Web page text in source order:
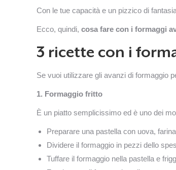
Con le tue capacità e un pizzico di
Ecco, quindi, cosa fare con i formaggi
3 ricette con i
Se vuoi utilizzare gli avanzi di formaggio
1. Formaggio fritto
È un piatto semplicissimo ed è uno dei
Preparare una pastella con uova,
Dividere il formaggio in pezzi dello
Tuffare il formaggio nella pastella e